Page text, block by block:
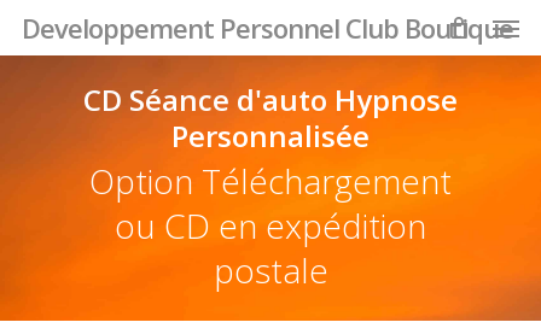
SkipDeveloppement Personnel Club Boutique
CD Séance d'auto Hypnose
Personnalisée
Option Téléchargement
ou CD en expédition
postale